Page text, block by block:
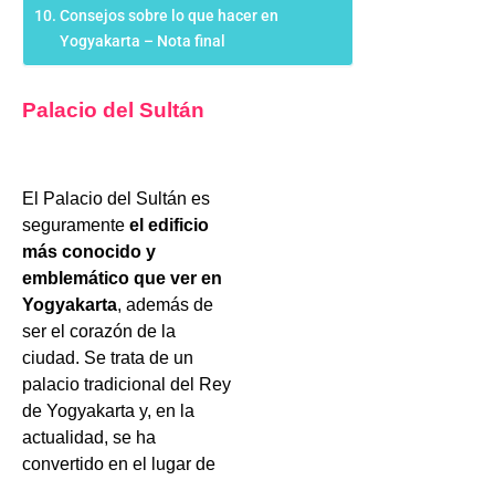
Consejos sobre lo que hacer en
Yogyakarta – Nota final
Palacio del Sultán
El Palacio del Sultán es
seguramente el edificio
más conocido y
emblemático que ver en
Yogyakarta, además de
ser el corazón de la
ciudad. Se trata de un
palacio tradicional del Rey
de Yogyakarta y, en la
actualidad, se ha
convertido en el lugar de